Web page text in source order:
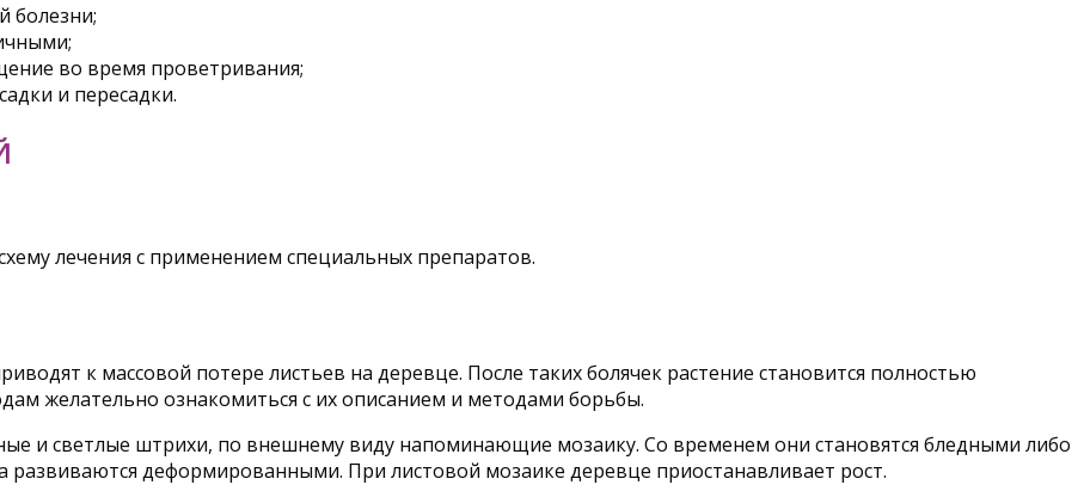
болезни;
во время проветривания;
и пересадки.
лечения с применением специальных препаратов.
к массовой потере листьев на деревце. После таких болячек растение становится полностью
желательно ознакомиться с их описанием и методами борьбы.
и светлые штрихи, по внешнему виду напоминающие мозаику. Со временем они становятся бледными либо
деформированными. При листовой мозаике деревце приостанавливает рост.